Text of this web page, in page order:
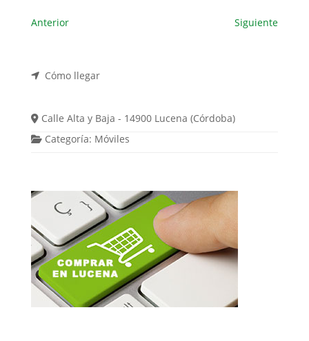
Anterior Siguiente
Cómo llegar
Calle Alta y Baja - 14900 Lucena (Córdoba)
Categoría: Móviles